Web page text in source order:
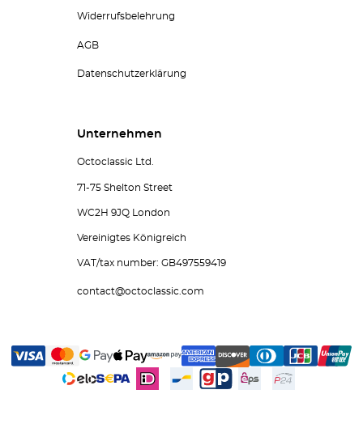
Widerrufsbelehrung
AGB
Datenschutzerklärung
Unternehmen
Octoclassic Ltd.
71-75 Shelton Street
WC2H 9JQ London
Vereinigtes Königreich
VAT/tax number: GB497559419
contact@octoclassic.com